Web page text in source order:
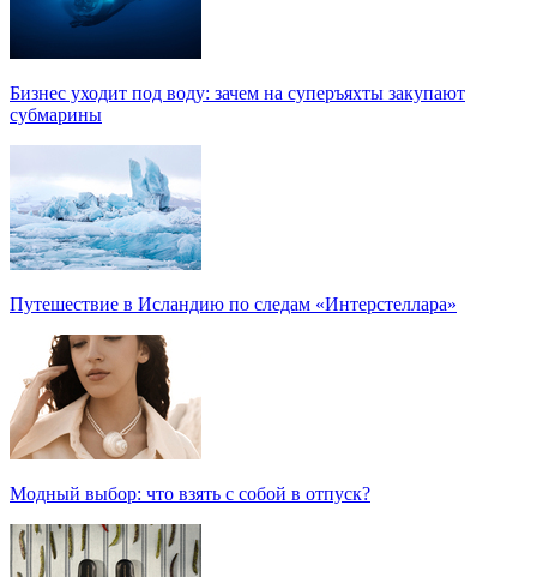
Бизнес уходит под воду: зачем на суперъяхты закупают
субмарины
Путешествие в Исландию по следам «Интерстеллара»
Модный выбор: что взять с собой в отпуск?